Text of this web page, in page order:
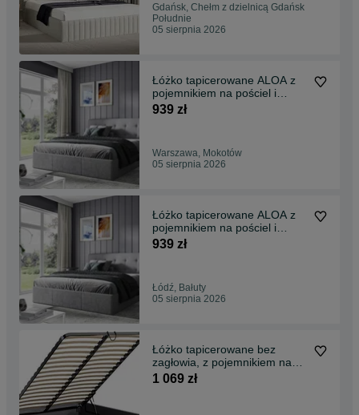
Łóżko sypialniane,
małżeńskie.
Gdańsk, Chełm z dzielnicą Gdańsk
Południe
05 sierpnia 2026
Łóżko tapicerowane ALOA z
pojemnikiem na pościel i
podnoszonym stelażem
939 zł
Warszawa, Mokotów
05 sierpnia 2026
Łóżko tapicerowane ALOA z
pojemnikiem na pościel i
podnoszonym stelażem
939 zł
Łódź, Bałuty
05 sierpnia 2026
Łóżko tapicerowane bez
zagłowia, z pojemnikiem na
pościel i podnoszonym
1 069 zł